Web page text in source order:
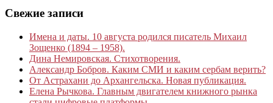
Свежие записи
Имена и даты. 10 августа родился писатель Михаил
Зощенко (1894 – 1958).
Дина Немировская. Стихотворения.
Александр Бобров. Каким СМИ и каким сербам верить?
От Астрахани до Архангельска. Новая публикация.
Елена Рычкова. Главным двигателем книжного рынка